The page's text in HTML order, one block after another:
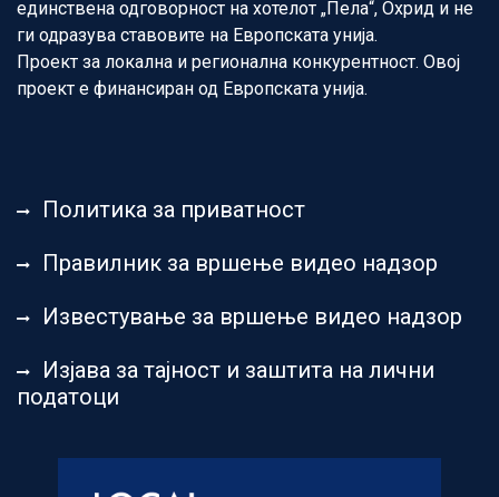
единствена одговорност на хотелот „Пела“, Охрид и не
ги одразува ставовите на Европската унија.
Проект за локална и регионална конкурентност. Овој
проект е финансиран од Европската унија.
Политика за приватност
Правилник за вршење видео надзор
Известување за вршење видео надзор
Изјава за тајност и заштита на лични
податоци